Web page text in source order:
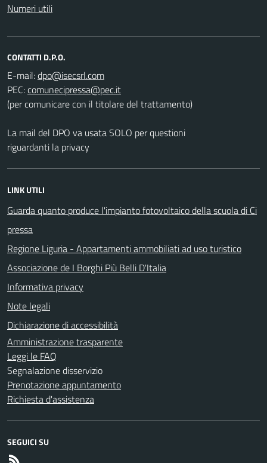
Numeri utili
CONTATTI D.P.O.
E-mail:
PEC:
(per comunicare con il titolare del trattamento)
La mail del DPO va usata SOLO per questioni
riguardanti la privacy
LINK UTILI
Guarda quanto produce l'impianto fotovoltaico della scuola di Ci
pressa
Regione Liguria - Appartamenti ammobiliati ad uso turistico
Associazione de I Borghi Più Belli D'Italia
Informativa privacy
Note legali
Dichiarazione di accessibilità
Amministrazione trasparente
Leggi le FAQ
Segnalazione disservizio
Prenotazione appuntamento
Richiesta d'assistenza
SEGUICI SU